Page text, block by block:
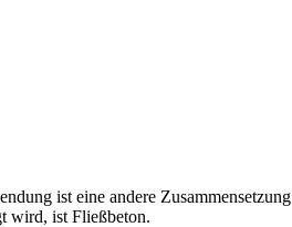
ist eine andere Zusammensetzung
wird, ist Fließbeton.